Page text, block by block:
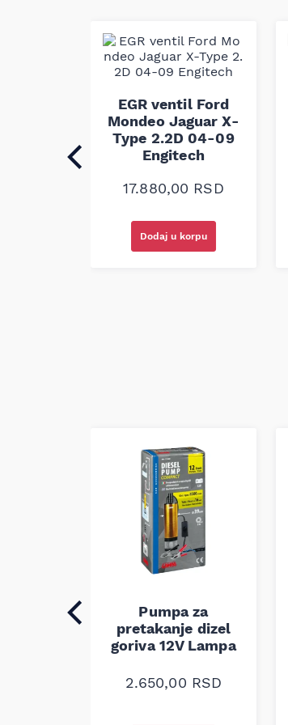
EGR ventil Ford
Mondeo Jaguar X-
Type 2.2D 04-09
Engitech
17.880,00 RSD
Dodaj u korpu
Pumpa za
pretakanje dizel
goriva 12V Lampa
2.650,00 RSD